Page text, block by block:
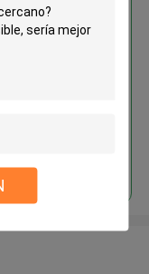
de
Hdpe 10 * 7